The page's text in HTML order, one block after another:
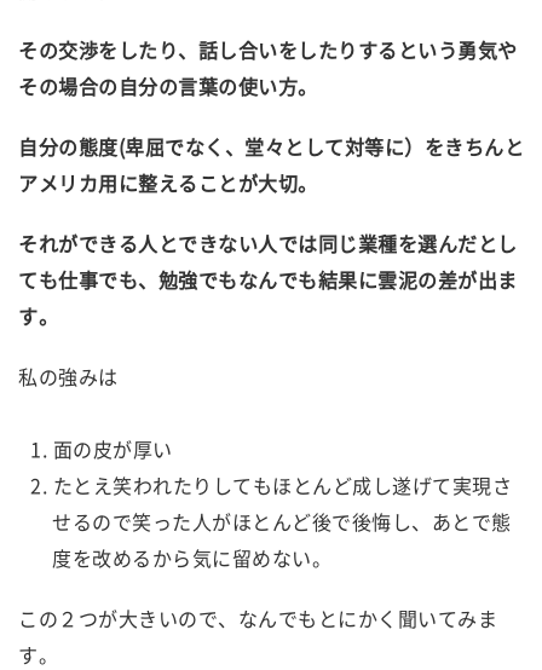
その交渉をしたり、話し合いをしたりするという勇気や
その場合の自分の言葉の使い方。
自分の態度(卑屈でなく、堂々として対等に）をきちんと
アメリカ用に整えることが大切。
それができる人とできない人では同じ業種を選んだとし
ても仕事でも、勉強でもなんでも結果に雲泥の差が出ま
す。
私の強みは
面の皮が厚い
たとえ笑われたりしてもほとんど成し遂げて実現さ
せるので笑った人がほとんど後で後悔し、あとで態
度を改めるから気に留めない。
この２つが大きいので、なんでもとにかく聞いてみま
す。